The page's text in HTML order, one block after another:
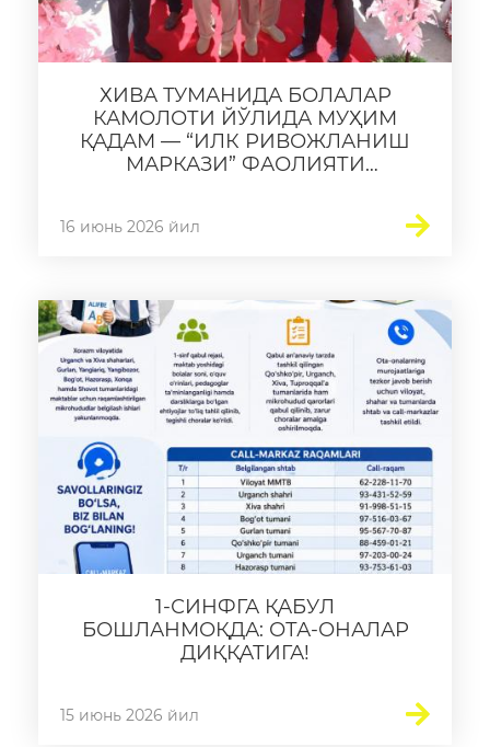
ХИВА ТУМАНИДА БОЛАЛАР
КАМОЛОТИ ЙЎЛИДА МУҲИМ
ҚАДАМ — “ИЛК РИВОЖЛАНИШ
МАРКАЗИ” ФАОЛИЯТИ
16 июнь 2026 йил
1-СИНФГА ҚАБУЛ
БОШЛАНМОҚДА: ОТА-ОНАЛАР
ДИҚҚАТИГА!
15 июнь 2026 йил